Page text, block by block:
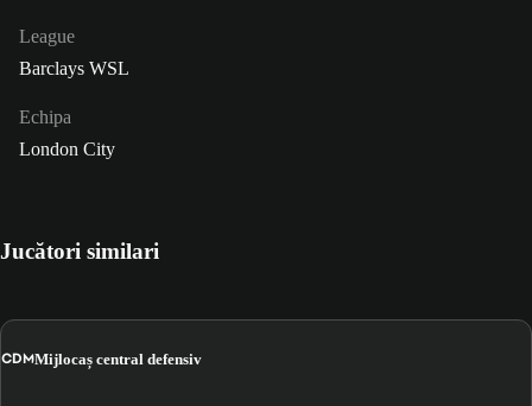
League
Barclays WSL
Echipa
London City
Jucători similari
CDMMijlocaș central defensiv